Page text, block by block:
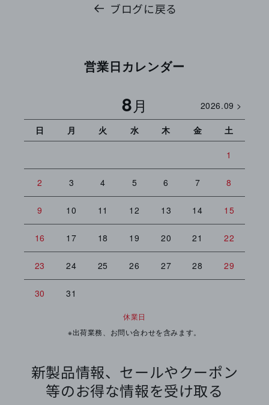
ブログに戻る
営業日カレンダー
8月 2026.09 >
日 月 火 水 木 金 土
1
2 3 4 5 6 7 8
9 10 11 12 13 14 15
16 17 18 19 20 21 22
23 24 25 26 27 28 29
30 31
休業日
※出荷業務、お問い合わせを含みます。
新製品情報、セールやクーポン
等のお得な情報を受け取る